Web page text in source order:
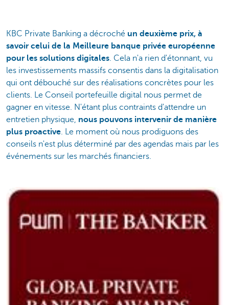
KBC Private Banking a décroché un deuxième prix, à
savoir celui de la Meilleure banque privée européenne
pour les solutions digitales. Cela n'a rien d'étonnant, vu
les investissements massifs consentis dans la digitalisation
qui ont débouché sur des réalisations concrètes pour les
clients. Le Conseil portefeuille digital nous permet de
gagner en vitesse. N'étant plus contraints d'attendre un
entretien physique, nous pouvons intervenir de manière
plus proactive. Le moment où nous prodiguons des
conseils n'est plus déterminé par des agendas mais par les
événements sur les marchés financiers.